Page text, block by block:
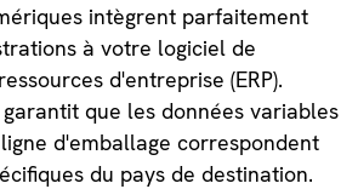
intègrent parfaitement
à votre logiciel de
d'entreprise (ERP).
que les données variables
d'emballage correspondent
du pays de destination.